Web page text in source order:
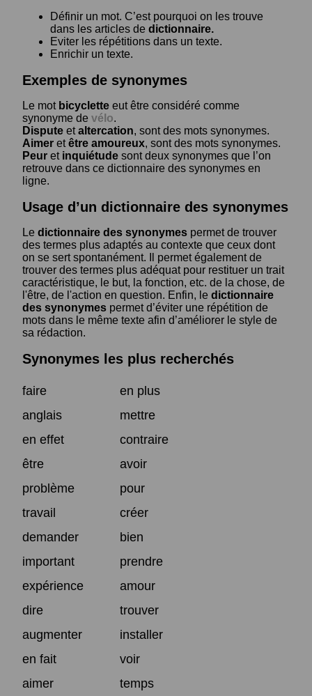
Définir un mot. C’est pourquoi on les trouve
dans les articles de dictionnaire.
Eviter les répétitions dans un texte.
Enrichir un texte.
Exemples de synonymes
Le mot bicyclette eut être considéré comme
synonyme de vélo.
Dispute etaltercation, sont des mots synonymes.
Aimer etêtre amoureux, sont des mots synonymes.
Peur et inquiétude sont deux synonymes que l’on
retrouve dans ce dictionnaire des synonymes en
ligne.
Usage d’un dictionnaire des synonymes
Le dictionnaire des synonymes permet de trouver
des termes plus adaptés au contexte que ceux dont
on se sert spontanément. Il permet également de
trouver des termes plus adéquat pour restituer un trait
caractéristique, le but, la fonction, etc. de la chose, de
l'être, de l'action en question. Enfin, le dictionnaire
des synonymes permet d’éviter une répétition de
mots dans le même texte afin d’améliorer le style de
sa rédaction.
Synonymes les plus recherchés
faire
en plus
anglais
mettre
en effet
contraire
être
avoir
problème
pour
travail
créer
demander
bien
important
prendre
expérience
amour
dire
trouver
augmenter
installer
en fait
voir
aimer
temps